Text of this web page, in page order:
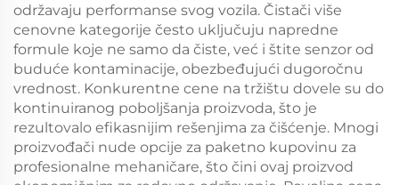
održavaju performanse svog vozila. Čistači više
cenovne kategorije često uključuju napredne
formule koje ne samo da čiste, već i štite senzor od
buduće kontaminacije, obezbeđujući dugoročnu
vrednost. Konkurentne cene na tržištu dovele su do
kontinuiranog poboljšanja proizvoda, što je
rezultovalo efikasnijim rešenjima za čišćenje. Mnogi
proizvođači nude opcije za paketno kupovinu za
profesionalne mehaničare, što čini ovaj proizvod